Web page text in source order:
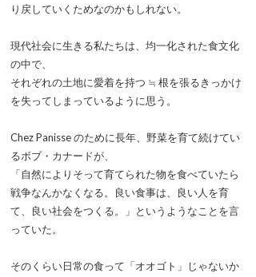
り戻していくためなのかもしれない。
現代社会に生きる私たちは、均一化された食文化
の中で、
それぞれの土地に愛着を持つ ≒ 根を張るきっかけ
を失ってしまっているように思う。
Chez Panisse のために長年、野菜を育て続けてい
るボブ・カナードが、
「自然によりそって育てられた物を食べていたら
戦争なんかなくなる。良い食事は、良い人を育
て、良い社会をつくる。」というようなことを言
っていた。
そのくらい日常の食って「オオゴト」じゃないか